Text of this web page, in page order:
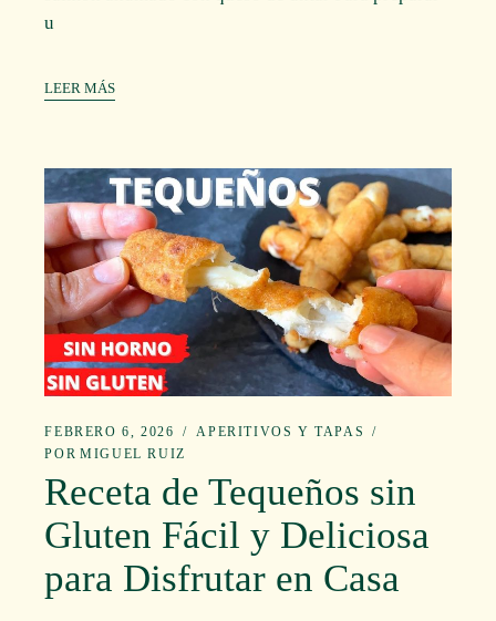
u
LEER MÁS
FEBRERO 6, 2026
APERITIVOS Y TAPAS
POR MIGUEL RUIZ
Receta de Tequeños sin
Gluten Fácil y Deliciosa
para Disfrutar en Casa